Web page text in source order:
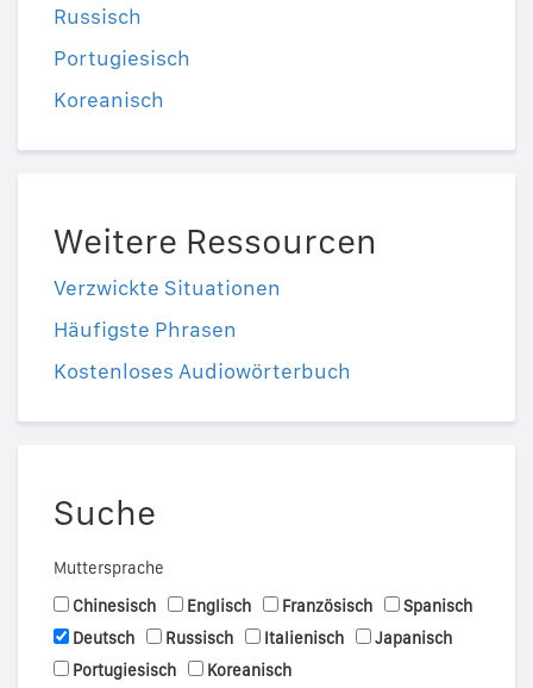
Russisch
Portugiesisch
Koreanisch
Weitere Ressourcen
Verzwickte Situationen
Häufigste Phrasen
Kostenloses Audiowörterbuch
Suche
Muttersprache
Chinesisch
Englisch Französisch
Spanisch
Deutsch
Russisch Italienisch
Japanisch
Portugiesisch
Koreanisch